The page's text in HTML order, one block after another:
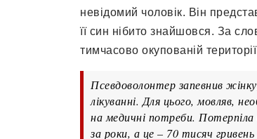
невідомий чоловік. Він
її син нібито знайшовся. За
тимчасово окупованій
Псевдоволонтер запевнив
лікуванні. Для цього, мовляв,
на медичні потреби.
за роки, а це – 70 тисяч